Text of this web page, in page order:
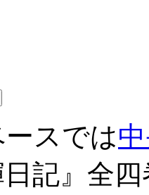
スでは
記』全